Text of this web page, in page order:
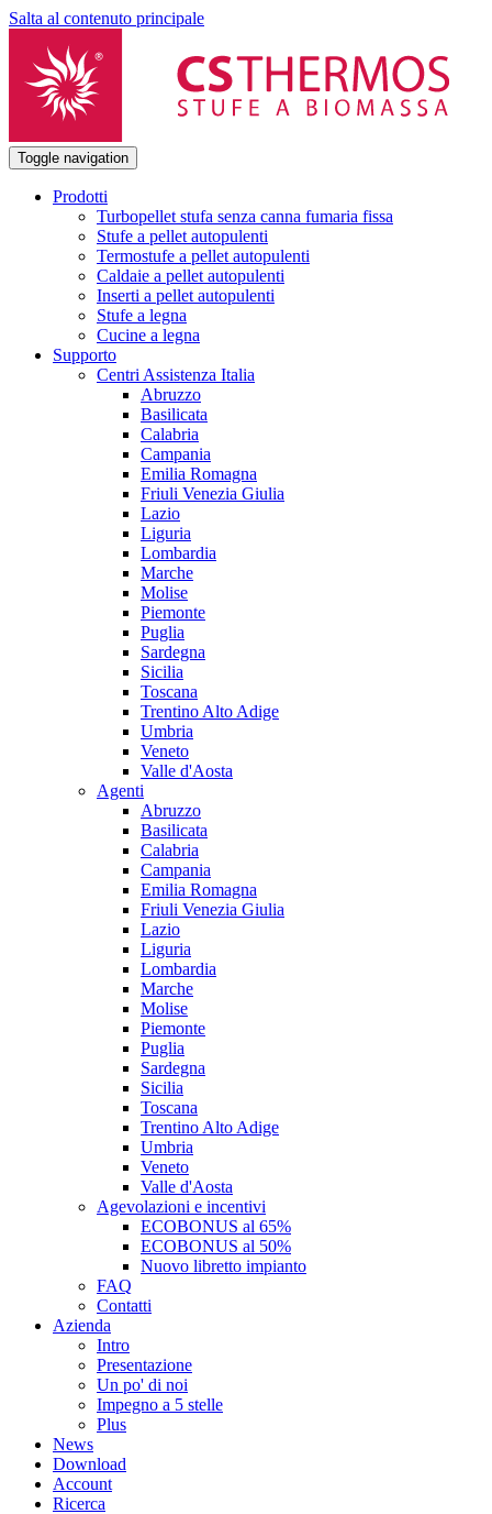
Salta al contenuto principale
Toggle navigation
Prodotti
Turbopellet stufa senza canna fumaria fissa
Stufe a pellet autopulenti
Termostufe a pellet autopulenti
Caldaie a pellet autopulenti
Inserti a pellet autopulenti
Stufe a legna
Cucine a legna
Supporto
Centri Assistenza Italia
Abruzzo
Basilicata
Calabria
Campania
Emilia Romagna
Friuli Venezia Giulia
Lazio
Liguria
Lombardia
Marche
Molise
Piemonte
Puglia
Sardegna
Sicilia
Toscana
Trentino Alto Adige
Umbria
Veneto
Valle d'Aosta
Agenti
Abruzzo
Basilicata
Calabria
Campania
Emilia Romagna
Friuli Venezia Giulia
Lazio
Liguria
Lombardia
Marche
Molise
Piemonte
Puglia
Sardegna
Sicilia
Toscana
Trentino Alto Adige
Umbria
Veneto
Valle d'Aosta
Agevolazioni e incentivi
ECOBONUS al 65%
ECOBONUS al 50%
Nuovo libretto impianto
FAQ
Contatti
Azienda
Intro
Presentazione
Un po' di noi
Impegno a 5 stelle
Plus
News
Download
Account
Ricerca